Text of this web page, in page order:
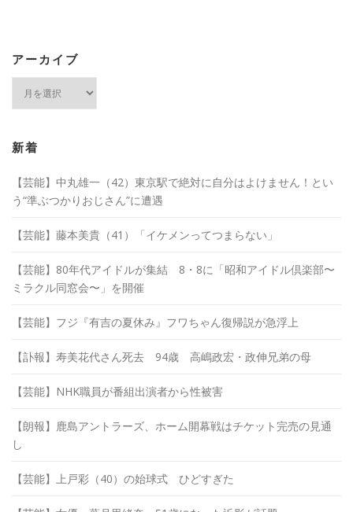
アーカイブ
ブ
新着
【芸能】中丸雄一（42）東京駅で絶対に自分はよけません！とい
う“準ぶつかりおじさん”に遭遇
【芸能】藤本美貴（41）「イケメンってつまらない」
【芸能】80年代アイドルが集結 8・8に「昭和アイドル倶楽部〜
ミラクル同窓会〜」を開催
【芸能】フジ『有吉の夏休み』フワちゃん復帰説が急浮上
【訃報】寿美花代さん死去 94歳 高嶋政宏・政伸兄弟の母
【芸能】NHK職員が番組出演者から性被害
【朗報】鹿島アントラーズ、ホーム開幕戦はチケット完売の見通
し
【芸能】上戸彩（40）の始球式 ひどすぎた